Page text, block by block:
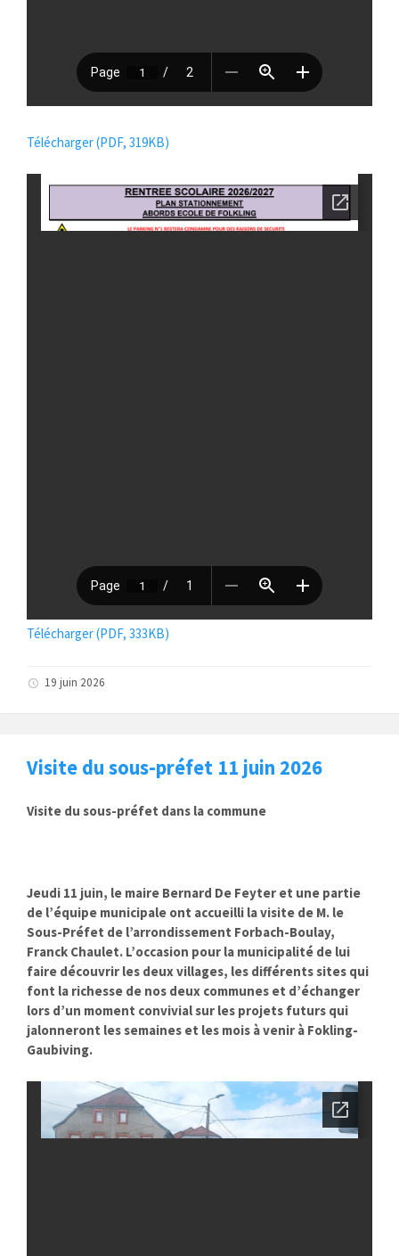
Télécharger (PDF, 319KB)
Télécharger (PDF, 333KB)
19 juin 2026
Visite du sous-préfet 11 juin 2026
Visite du sous-préfet dans la commune
Jeudi 11 juin, le maire Bernard De Feyter et une partie
de l’équipe municipale ont accueilli la visite de M. le
Sous-Préfet de l’arrondissement Forbach-Boulay,
Franck Chaulet. L’occasion pour la municipalité de lui
faire découvrir les deux villages, les différents sites qui
font la richesse de nos deux communes et d’échanger
lors d’un moment convivial sur les projets futurs qui
jalonneront les semaines et les mois à venir à Fokling-
Gaubiving.